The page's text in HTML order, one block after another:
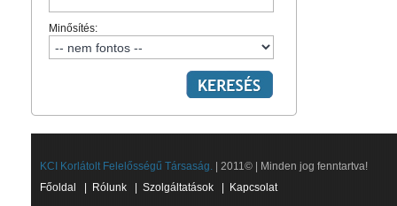
Minősítés:
KCI Korlátolt Felelősségű Társaság. | 2011© | Minden jog fenntartva!
Főoldal
Rólunk Szolgáltatások Kapcsolat